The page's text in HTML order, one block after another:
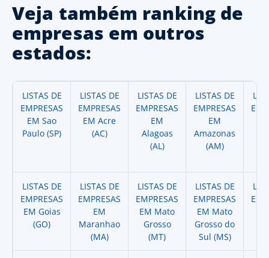
Veja também ranking de
empresas em outros
estados:
LISTAS DE
EMPRESAS
EM Sao
Paulo (SP)
LISTAS DE
EMPRESAS
EM Acre
(AC)
LISTAS DE
EMPRESAS
EM
Alagoas
(AL)
LISTAS DE
EMPRESAS
EM
Amazonas
(AM)
LISTAS DE
EMPRESAS
EM Goias
(GO)
LISTAS DE
EMPRESAS
EM
Maranhao
(MA)
LISTAS DE
EMPRESAS
EM Mato
Grosso
(MT)
LISTAS DE
EMPRESAS
EM Mato
Grosso do
Sul (MS)